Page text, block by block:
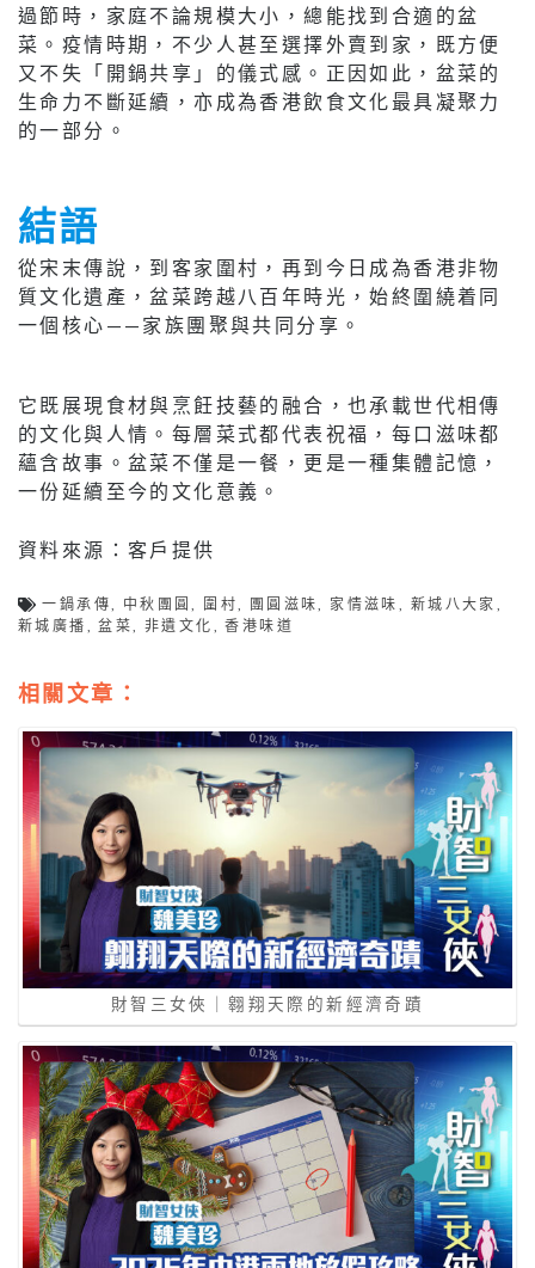
過節時，家庭不論規模大小，總能找到合適的盆
菜。疫情時期，不少人甚至選擇外賣到家，既方便
又不失「開鍋共享」的儀式感。正因如此，盆菜的
生命力不斷延續，亦成為香港飲食文化最具凝聚力
的一部分。
結語
從宋末傳說，到客家圍村，再到今日成為香港非物
質文化遺產，盆菜跨越八百年時光，始終圍繞着同
一個核心——家族團聚與共同分享。
它既展現食材與烹飪技藝的融合，也承載世代相傳
的文化與人情。每層菜式都代表祝福，每口滋味都
蘊含故事。盆菜不僅是一餐，更是一種集體記憶，
一份延續至今的文化意義。
資料來源：客戶提供
一鍋承傳, 中秋團圓, 圍村, 團圓滋味, 家情滋味 , 新城八大家 ,
新城廣播 ,盆菜,非遺文化 ,香港味道
相關文章：
財智三女俠｜翱翔天際的新經濟奇蹟